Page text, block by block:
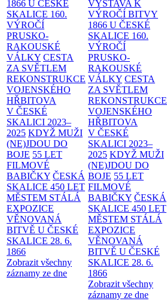
1866 U ČESKÉ
SKALICE 160.
VÝROČÍ
PRUSKO-
RAKOUSKÉ
VÁLKY CESTA
ZA SVĚTLEM
REKONSTRUKCE
VOJENSKÉHO
HŘBITOVA
V ČESKÉ
SKALICI 2023–
2025 KDYŽ MUŽI
(NE)JDOU DO
BOJE 55 LET
FILMOVÉ
BABIČKY ČESKÁ
SKALICE 450 LET
MĚSTEM STÁLÁ
EXPOZICE
VĚNOVANÁ
BITVĚ U ČESKÉ
SKALICE 28. 6.
1866
Zobrazit všechny
záznamy ze dne
VÝSTAVA K
VÝROČÍ BITVY
1866 U ČESKÉ
SKALICE 160.
VÝROČÍ
PRUSKO-
RAKOUSKÉ
VÁLKY CESTA
ZA SVĚTLEM
REKONSTRUKCE
VOJENSKÉHO
HŘBITOVA
V ČESKÉ
SKALICI 2023–
2025 KDYŽ MUŽI
(NE)JDOU DO
BOJE 55 LET
FILMOVÉ
BABIČKY ČESKÁ
SKALICE 450 LET
MĚSTEM STÁLÁ
EXPOZICE
VĚNOVANÁ
BITVĚ U ČESKÉ
SKALICE 28. 6.
1866
Zobrazit všechny
záznamy ze dne